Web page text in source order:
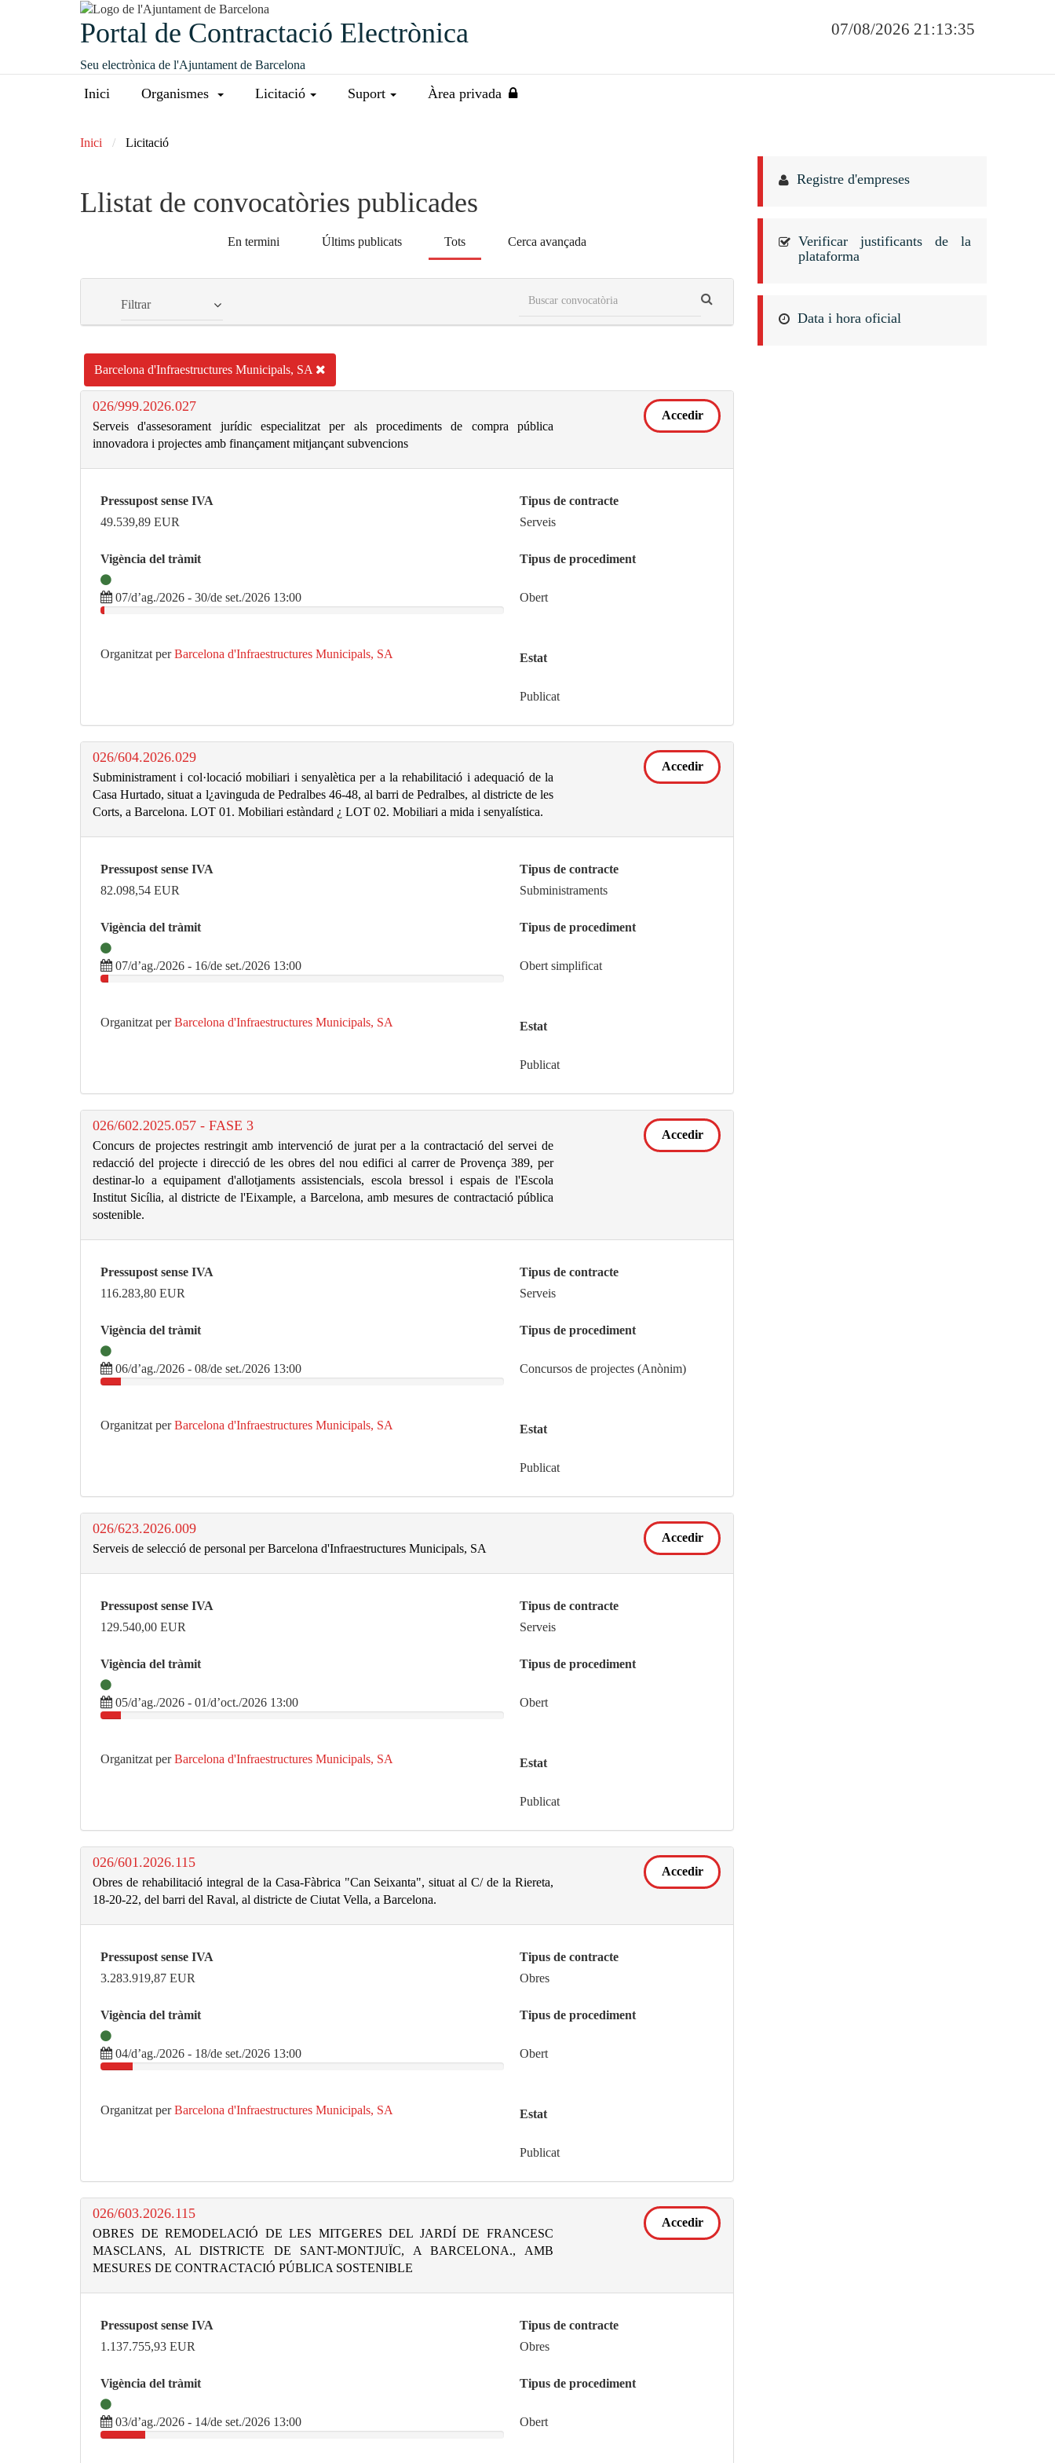
07/08/2026 21:13:36
Portal de Contractació Electrònica
Seu electrònica de l'Ajuntament de Barcelona
Inici Organismes Licitació Suport Àrea privada
Inici Licitació
Llistat de convocatòries publicades
En termini Últims publicats Tots Cerca avançada
Filtrar
Barcelona d'Infraestructures Municipals, SA
026/999.2026.027
Serveis d'assesorament jurídic especialitzat per als procediments de compra pública
innovadora i projectes amb finançament mitjançant subvencions
Accedir
Pressupost sense IVA
49.539,89 EUR
Tipus de contracte
Serveis
Vigència del tràmit
07/d’ag./2026 - 30/de set./2026 13:00
Tipus de procediment
Obert
Organitzat per Barcelona d'Infraestructures Municipals, SA Estat
Publicat
026/604.2026.029
Subministrament i col·locació mobiliari i senyalètica per a la rehabilitació i adequació de la
Casa Hurtado, situat a l¿avinguda de Pedralbes 46-48, al barri de Pedralbes, al districte de les
Corts, a Barcelona. LOT 01. Mobiliari estàndard ¿ LOT 02. Mobiliari a mida i senyalística.
Accedir
Pressupost sense IVA
82.098,54 EUR
Tipus de contracte
Subministraments
Vigència del tràmit
07/d’ag./2026 - 16/de set./2026 13:00
Tipus de procediment
Obert simplificat
Organitzat per Barcelona d'Infraestructures Municipals, SA Estat
Publicat
026/602.2025.057 - FASE 3
Concurs de projectes restringit amb intervenció de jurat per a la contractació del servei de
redacció del projecte i direcció de les obres del nou edifici al carrer de Provença 389, per
destinar-lo a equipament d'allotjaments assistencials, escola bressol i espais de l'Escola
Institut Sicília, al districte de l'Eixample, a Barcelona, amb mesures de contractació pública
sostenible.
Accedir
Pressupost sense IVA
116.283,80 EUR
Tipus de contracte
Serveis
Vigència del tràmit
06/d’ag./2026 - 08/de set./2026 13:00
Tipus de procediment
Concursos de projectes (Anònim)
Organitzat per Barcelona d'Infraestructures Municipals, SA Estat
Publicat
026/623.2026.009
Serveis de selecció de personal per Barcelona d'Infraestructures Municipals, SA
Accedir
Pressupost sense IVA
129.540,00 EUR
Tipus de contracte
Serveis
Vigència del tràmit
05/d’ag./2026 - 01/d’oct./2026 13:00
Tipus de procediment
Obert
Organitzat per Barcelona d'Infraestructures Municipals, SA Estat
Publicat
026/601.2026.115
Obres de rehabilitació integral de la Casa-Fàbrica "Can Seixanta", situat al C/ de la Riereta,
18-20-22, del barri del Raval, al districte de Ciutat Vella, a Barcelona.
Accedir
Pressupost sense IVA
3.283.919,87 EUR
Tipus de contracte
Obres
Vigència del tràmit
04/d’ag./2026 - 18/de set./2026 13:00
Tipus de procediment
Obert
Organitzat per Barcelona d'Infraestructures Municipals, SA Estat
Publicat
026/603.2026.115
OBRES DE REMODELACIÓ DE LES MITGERES DEL JARDÍ DE FRANCESC
MASCLANS, AL DISTRICTE DE SANT-MONTJUÏC, A BARCELONA., AMB
MESURES DE CONTRACTACIÓ PÚBLICA SOSTENIBLE
Accedir
Pressupost sense IVA
1.137.755,93 EUR
Tipus de contracte
Obres
Vigència del tràmit
03/d’ag./2026 - 14/de set./2026 13:00
Tipus de procediment
Obert
Registre d'empreses
Verificar justificants de la
plataforma
Data i hora oficial